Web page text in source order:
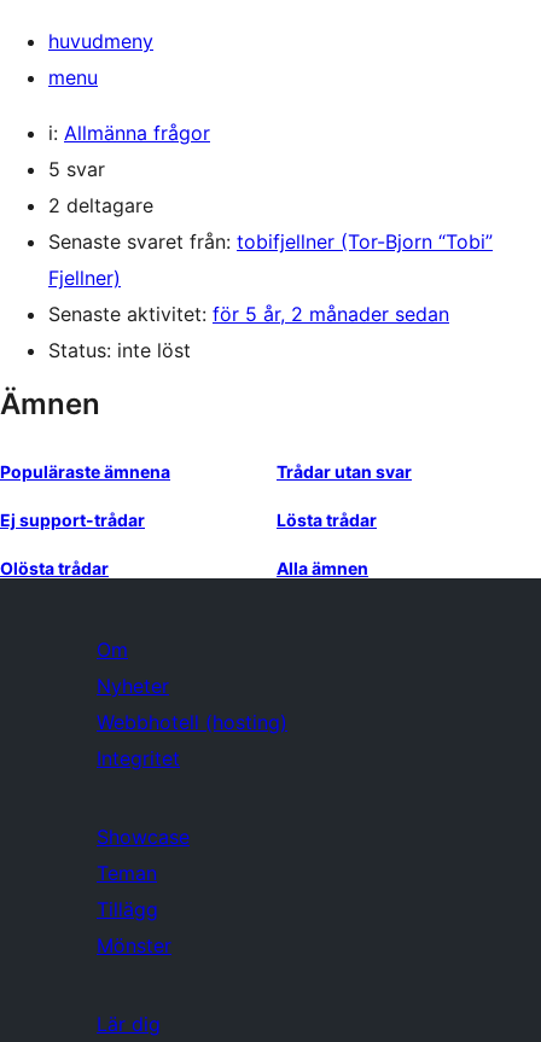
huvudmeny
menu
i: Allmänna frågor
5 svar
2 deltagare
Senaste svaret från: tobifjellner (Tor-Bjorn “Tobi”
Fjellner)
Senaste aktivitet: för 5 år, 2 månader sedan
Status: inte löst
Ämnen
Populäraste ämnena Trådar utan svar
Ej support-trådar Lösta trådar
Olösta trådar Alla ämnen
Om
Nyheter
Webbhotell (hosting)
Integritet
Showcase
Teman
Tillägg
Mönster
Lär dig